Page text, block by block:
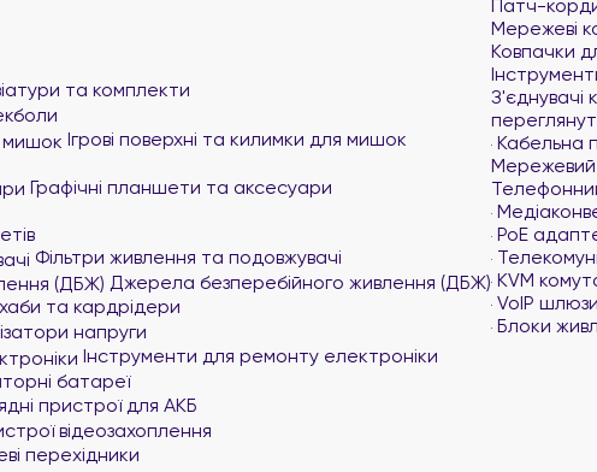
та комплекти
Ігрові поверхні та килимки для мишок
Графічні планшети та аксесуари
Фільтри живлення та подовжувачі
Джерела безперебійного живлення (ДБЖ)
та кардрідери
напруги
Інструменти для ремонту електроніки
батареї
пристрої для АКБ
відеозахоплення
перехідники
Патч-
Мережеві
Ковпачки
З'єднувачі
Кабельна
Мережевий
PoE
KVM
VoIP
Блоки